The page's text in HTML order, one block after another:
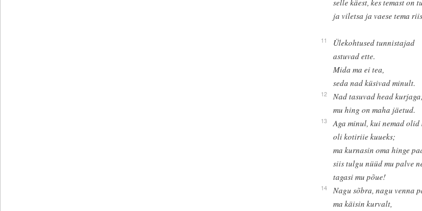
selle käest, kes temast on
ja viletsa ja vaese tema
11
Ülekohtused tunnistajad
astuvad ette.
Mida ma ei tea,
seda nad küsivad minult.
12
Nad tasuvad head
mu hing on maha jäetud.
13
Aga minul, kui nemad olid
oli kotiriie kuueks;
ma kurnasin oma hinge
siis tulgu nüüd mu palve
tagasi mu põue!
14
Nagu sõbra, nagu venna
ma käisin kurvalt,